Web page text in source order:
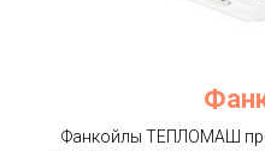
Фанкойлы ТЕПЛОМАШ